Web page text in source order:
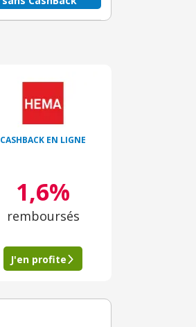
CASHBACK EN LIGNE
1,6%
remboursés
J'en profite